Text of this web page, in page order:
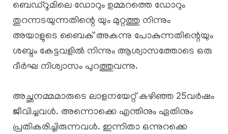
ബെഡ്റൂമിലെ ഡോറും ഉമ്മറത്തെ ഡോറും
തുറന്നടയുന്നതിന്റെ യും മുറ്റത്തു നിന്നും
അയാളുടെ ബൈക് അകന്നു പോകുന്നതിന്റെയും
ശബ്ദം കേട്ടവളിൽ നിന്നും ആശ്വാസത്തോടെ ഒരു
ദീർഘ നിശ്വാസം പുറത്തുവന്നു.
അച്ഛനമ്മമാരുടെ ലാളനയേറ്റ് കഴിഞ്ഞ 25വർഷം
ജീവിച്ചവൾ. അന്നൊക്കെ എന്തിനും ഏതിനും
പ്രതികരിച്ചിരുന്നവൾ. ഇന്നിതാ ഒന്നുറക്കെ